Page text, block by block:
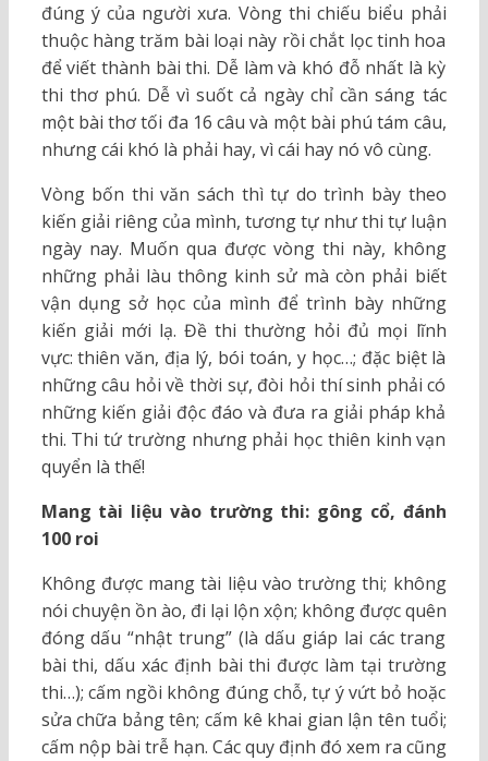
đúng ý của người xưa. Vòng thi chiếu biểu phải
thuộc hàng trăm bài loại này rồi chắt lọc tinh hoa
để viết thành bài thi. Dễ làm và khó đỗ nhất là kỳ
thi thơ phú. Dễ vì suốt cả ngày chỉ cần sáng tác
một bài thơ tối đa 16 câu và một bài phú tám câu,
nhưng cái khó là phải hay, vì cái hay nó vô cùng.
Vòng bốn thi văn sách thì tự do trình bày theo
kiến giải riêng của mình, tương tự như thi tự luận
ngày nay. Muốn qua được vòng thi này, không
những phải làu thông kinh sử mà còn phải biết
vận dụng sở học của mình để trình bày những
kiến giải mới lạ. Đề thi thường hỏi đủ mọi lĩnh
vực: thiên văn, địa lý, bói toán, y học…; đặc biệt là
những câu hỏi về thời sự, đòi hỏi thí sinh phải có
những kiến giải độc đáo và đưa ra giải pháp khả
thi. Thi tứ trường nhưng phải học thiên kinh vạn
quyển là thế!
Mang tài liệu vào trường thi: gông cổ, đánh
100 roi
Không được mang tài liệu vào trường thi; không
nói chuyện ồn ào, đi lại lộn xộn; không được quên
đóng dấu “nhật trung” (là dấu giáp lai các trang
bài thi, dấu xác định bài thi được làm tại trường
thi…); cấm ngồi không đúng chỗ, tự ý vứt bỏ hoặc
sửa chữa bảng tên; cấm kê khai gian lận tên tuổi;
cấm nộp bài trễ hạn. Các quy định đó xem ra cũng